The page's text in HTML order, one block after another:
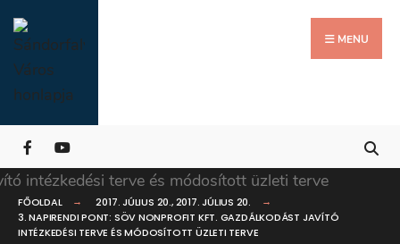
Skip
to
content
MENU
FŐOLDAL 2017. JÚLIUS 20.,2017. JÚLIUS 20.
3. NAPIRENDI PONT: SÖV NONPROFIT KFT. GAZDÁLKODÁST JAVÍTÓ
INTÉZKEDÉSI TERVE ÉS MÓDOSÍTOTT ÜZLETI TERVE
for:
Close